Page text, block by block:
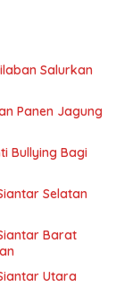
Salurkan
Panen Jagung
Bullying Bagi
Selatan
Barat
Utara